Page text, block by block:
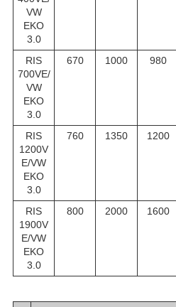
VW
EKO
3.0
RIS
700VE/
VW
EKO
3.0
670 1000 980
RIS
1200V
E/VW
EKO
3.0
760 1350 1200
RIS
1900V
E/VW
EKO
3.0
800 2000 1600